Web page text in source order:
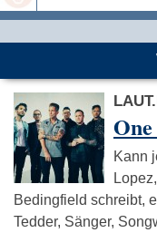
Kann
Bedingfield schreibt,
Tedder, Sänger,